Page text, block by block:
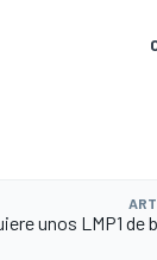
unos LMP1 de